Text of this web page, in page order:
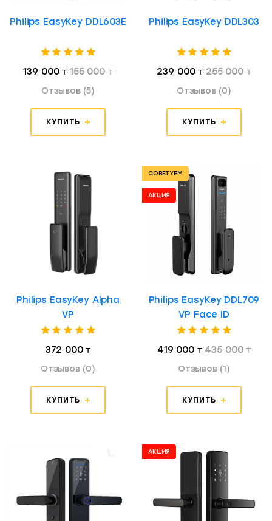
Philips EasyKey DDL603E
139 000 ₸ 155 000 ₸
Отзывов (5)
КУПИТЬ
Philips EasyKey DDL303
239 000 ₸ 255 000 ₸
Отзывов (0)
КУПИТЬ
Philips EasyKey Alpha
VP
372 000 ₸
Отзывов (0)
КУПИТЬ
СОВЕТУЕМ
АКЦИЯ
Philips EasyKey DDL709
VP Face ID
419 000 ₸435 000 ₸
Отзывов (1)
КУПИТЬ
АКЦИЯ